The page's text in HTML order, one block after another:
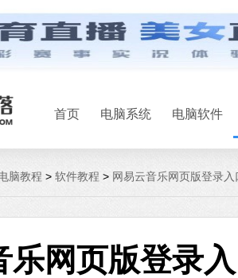
首页 电脑系统 电脑软件
脑教程 > 软件教程 > 网易云音乐网页版登录
乐网页版登录